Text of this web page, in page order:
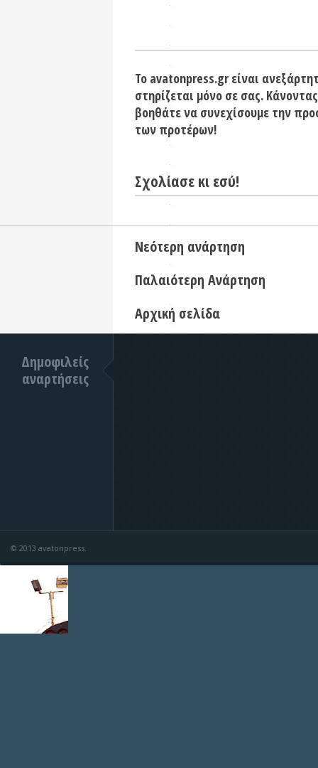
Το avatonpress.gr είναι
στηρίζεται μόνο σε σας.
βοηθάτε να συνεχίσουμε την
των προτέρων!
Σχολίασε κι εσύ!
Νεότερη ανάρτηση
Παλαιότερη Ανάρτηση
Αρχική σελίδα
Δημοφιλείς
αναρτήσεις
© 2013 avatonpress.